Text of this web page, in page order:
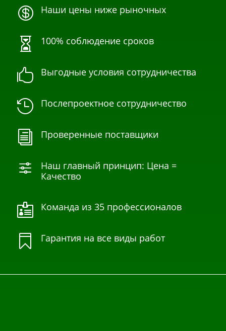
 Наши цены ниже рыночных
 100% соблюдение сроков
 Выгодные условия сотрудничества
 Послепроектное сотрудничество
i Проверенные поставщики
f
Наш главный принцип: Цена =
Качество
 Команда из 35 профессионалов
 Гарантия на все виды работ